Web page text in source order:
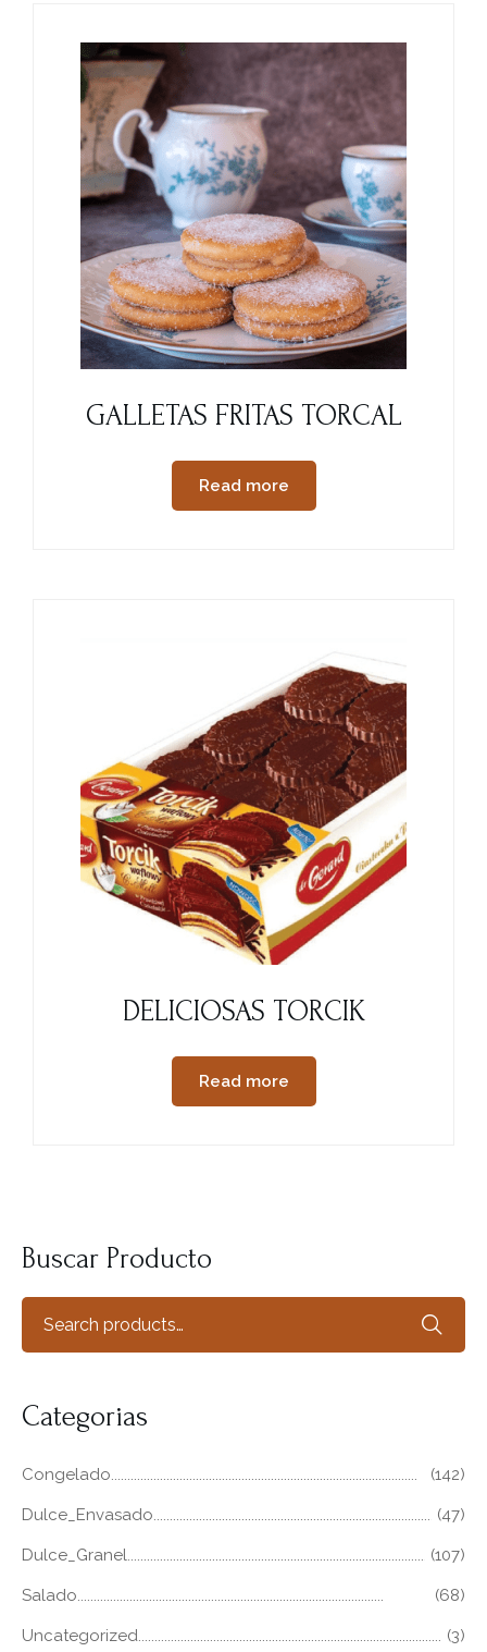
GALLETAS FRITAS TORCAL
Read more
DELICIOSAS TORCIK
Read more
Buscar Producto
Categorias
Congelado (142)
Dulce_Envasado (47)
Dulce_Granel (107)
Salado (68)
Uncategorized (3)